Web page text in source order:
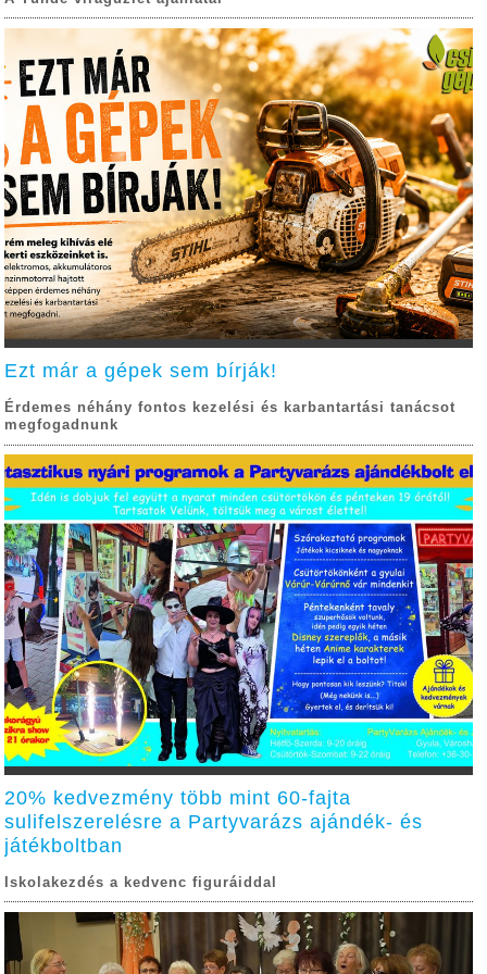
Ezt már a gépek sem bírják!
Érdemes néhány fontos kezelési és karbantartási tanácsot
megfogadnunk
20% kedvezmény több mint 60-fajta
sulifelszerelésre a Partyvarázs ajándék- és
játékboltban
Iskolakezdés a kedvenc figuráiddal